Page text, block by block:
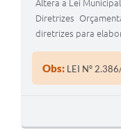
Altera a Lei
Diretrizes
diretrizes para
Obs: LEI Nº